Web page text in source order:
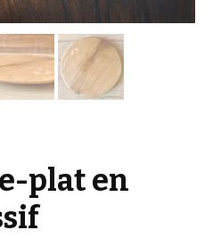
plat en